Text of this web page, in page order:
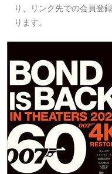
り、リンク先での会員登
ります。